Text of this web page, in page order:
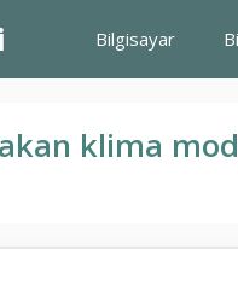
Bilgisayar
klima